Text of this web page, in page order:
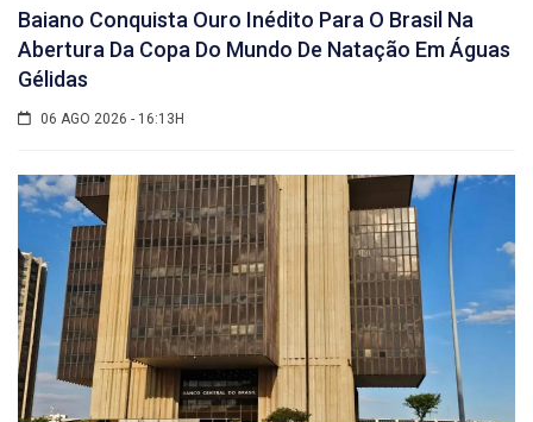
Baiano Conquista Ouro Inédito Para O Brasil Na
Abertura Da Copa Do Mundo De Natação Em Águas
Gélidas
06 AGO 2026 - 16:13H